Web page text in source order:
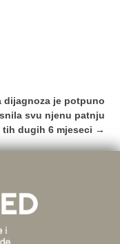
dijagnoza je potpuno
svu njenu patnju
tih dugih 6 mjeseci →